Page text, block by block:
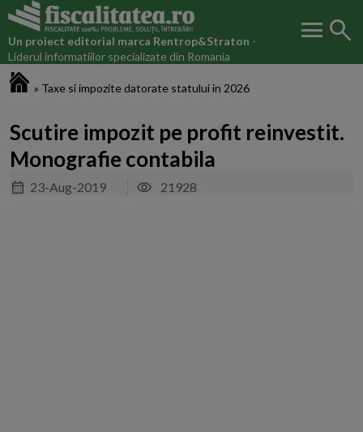
Un proiect editorial marca Rentrop&Straton -
Liderul informatiilor specializate din Romania
menu search
» Taxe si impozite datorate statului in 2026
Scutire impozit pe profit reinvestit.
Monografie contabila
23-Aug-2019 21928